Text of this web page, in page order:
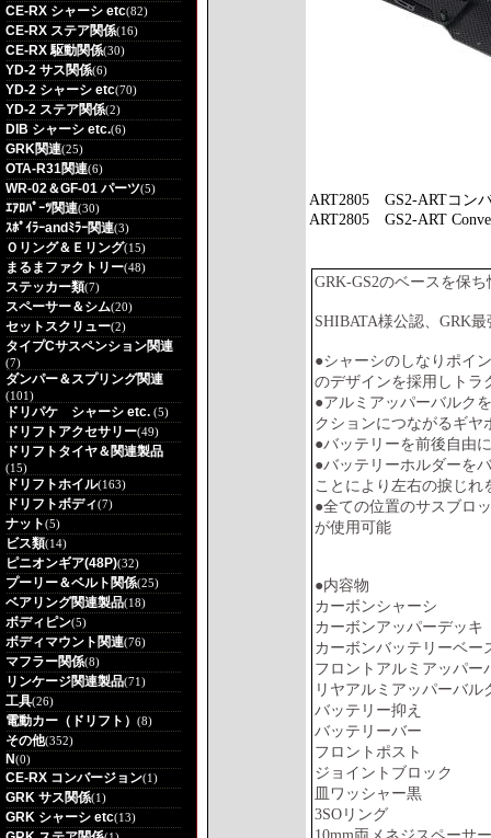
CE-RX シャーシ etc(82)
CE-RX ステア関係(16)
CE-RX 駆動関係(30)
YD-2 サス関係(6)
YD-2 シャーシ etc(70)
YD-2 ステア関係(2)
DIB シャーシ etc.(6)
GRK関連(25)
OTA-R31関連(6)
WR-02＆GF-01 パーツ(5)
ｴｱﾛﾊﾟｰﾂ関連(30)
ｽﾎﾟｲﾗｰandﾐﾗｰ関連(3)
Ｏリング＆Ｅリング(15)
まるまファクトリー(48)
ステッカー類(7)
スペーサー＆シム(20)
セットスクリュー(2)
タイプCサスペンション関連
(7)
ダンパー＆スプリング関連
(101)
ドリパケ シャーシ etc. (5)
ドリフトアクセサリー(49)
ドリフトタイヤ＆関連製品
(15)
ドリフトホイル(163)
ドリフトボディ(7)
ナット(5)
ビス類(14)
ピニオンギア(48P)(32)
プーリー＆ベルト関係(25)
ベアリング関連製品(18)
ボディピン(5)
ボディマウント関連(76)
マフラー関係(8)
リンケージ関連製品(71)
工具(26)
電動カー（ドリフト） (8)
その他(352)
N(0)
CE-RX コンバージョン(1)
GRK サス関係(1)
GRK シャーシ etc(13)
ART2805
GS2-ARTコン
ART2805
GS2-ART
GRK-GS2のベースを保
SHIBATA様公認、GRK
●シャーシのしなりポイ
のデザインを採用しトラ
●アルミアッパーバルク
クションにつながるギヤ
●バッテリーを前後自由
●バッテリーホルダーを
ことにより左右の捩じれ
●全ての位置のサスブロ
が使用可能
●内容物
カーボンシャーシ
カーボンアッパーデッキ
カーボンバッテリーベー
フロントアルミアッパー
リヤアルミアッパーバル
バッテリー抑え
バッテリーバー
フロン
ジョイントブ
皿ワッ
3SOリ